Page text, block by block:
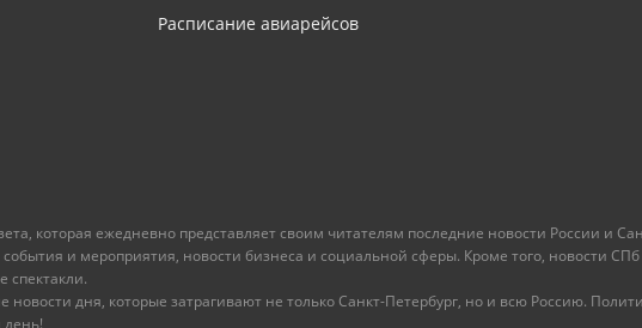
Расписание авиарейсов
которая ежедневно представляет своим читателям последние новости России и
и мероприятия, новости бизнеса и социальной сферы. Кроме того, новости СПб
спектакли.
дня, которые затрагивают не только Санкт-Петербург, но и всю Россию.
день!